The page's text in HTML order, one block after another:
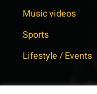
Music videos
Sports
Lifestyle / Events